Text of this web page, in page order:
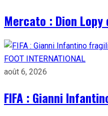
Mercato : Dion
FOOT INTERNATIONAL
août 6, 2026
FIFA : Gianni